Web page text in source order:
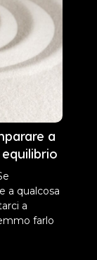
a
a qualcosa
a
farlo